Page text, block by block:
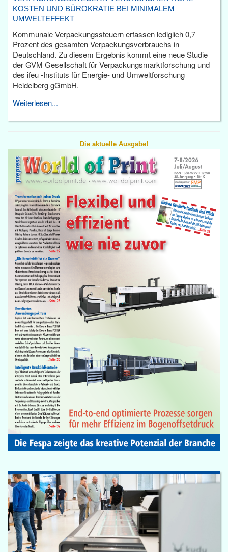
KOSTEN UND BÜROKRATIE BEI MINIMALEM
UMWELTEFFEKT
Kommunale Verpackungssteuern erfassen lediglich 0,7
Prozent des gesamten Verpackungsverbrauchs in
Deutschland. Zu diesem Ergebnis kommt eine neue Studie
der GVM Gesellschaft für Verpackungsmarktforschung und
des ifeu -Instituts für Energie- und Umweltforschung
Heidelberg gGmbH.
Weiterlesen...
Die aktuelle Ausgabe!